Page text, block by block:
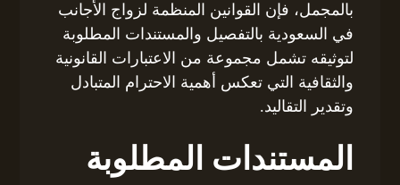
بالمجمل، فإن القوانين المنظمة لزواج الأجانب
في السعودية بالتفصيل والمستندات المطلوبة
لتوثيقه تشمل مجموعة من الاعتبارات القانونية
والثقافية التي تعكس أهمية الاحترام المتبادل
وتقدير التقاليد.
المستندات المطلوبة